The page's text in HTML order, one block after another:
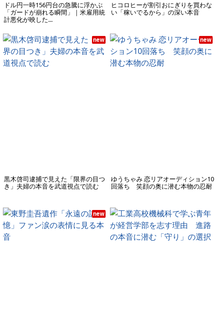
ドル円一時156円台の急騰に浮かぶ
「ガードが崩れる瞬間」｜米雇用統
計悪化が映した...
ヒコロヒーが割引おにぎりを買わな
い「稼いでるから」の深い本音
new
黒木啓司逮捕で見えた「限界の目つ
き」夫婦の本音を武道視点で読む
new
ゆうちゃみ 恋リアオーディション10
回落ち 笑顔の奥に潜む本物の忍耐
new